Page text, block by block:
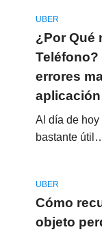
UBER
¿Por Qué
errores
aplicación
Al día de
bastante
UBER
Cómo
objeto